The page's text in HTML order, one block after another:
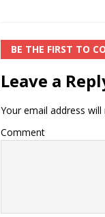
BE THE FIRST TO
Leave a
Your email address
Comment